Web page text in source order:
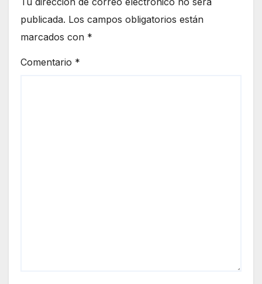
publicada. Los campos obligatorios están
marcados con *
Comentario *